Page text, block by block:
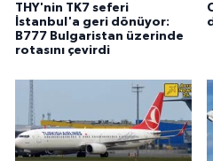
THY'nin TK7 seferi
İstanbul'a geri dönüyor:
B777 Bulgaristan üzerinde
rotasını çevirdi